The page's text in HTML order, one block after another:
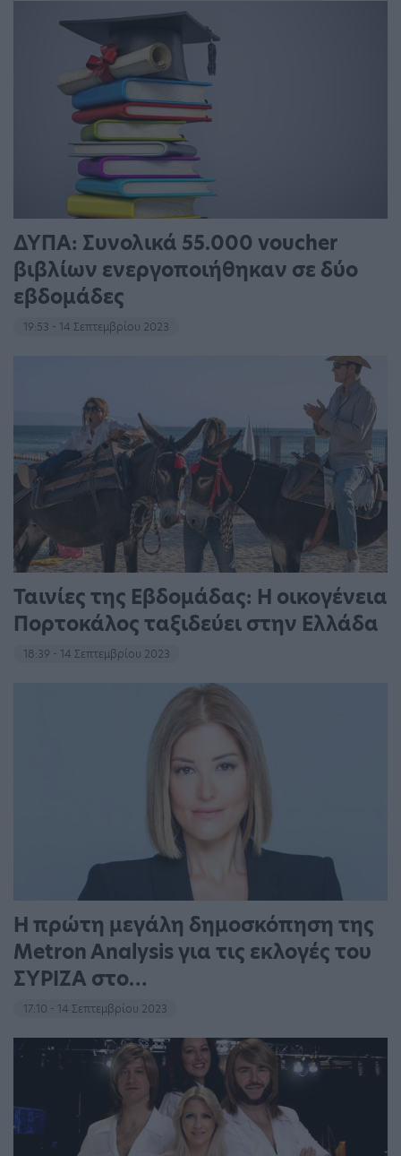
ΔΥΠΑ: Συνολικά 55.000 voucher
βιβλίων ενεργοποιήθηκαν σε δύο
εβδομάδες
19:53 - 14 Σεπτεμβρίου 2023
Ταινίες της Εβδομάδας: Η οικογένεια
Πορτοκάλος ταξιδεύει στην Ελλάδα
18:39 - 14 Σεπτεμβρίου 2023
Η πρώτη μεγάλη δημοσκόπηση της
Metron Analysis για τις εκλογές του
ΣΥΡΙΖΑ στο…
17:10 - 14 Σεπτεμβρίου 2023